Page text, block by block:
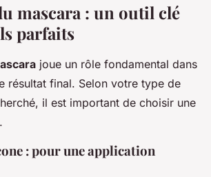
mascara : un outil clé
parfaits
joue un rôle fondamental dans
résultat final. Selon votre type de
il est important de choisir une
: pour une application